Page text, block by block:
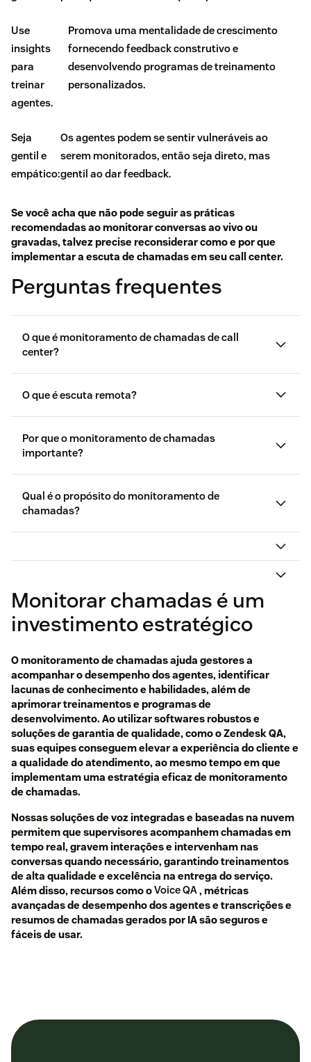
Use
insights
para
treinar
agentes.
Promova uma mentalidade de crescimento
fornecendo feedback construtivo e
desenvolvendo programas de treinamento
personalizados.
Seja
gentil e
empático:
Os agentes podem se sentir vulneráveis ao
serem monitorados, então seja direto, mas
gentil ao dar feedback.
Se você acha que não pode seguir as práticas
recomendadas ao monitorar conversas ao vivo ou
gravadas, talvez precise reconsiderar como e por que
implementar a escuta de chamadas em seu call center.
Perguntas frequentes
O que é monitoramento de chamadas de call
center?
O que é escuta remota?
Por que o monitoramento de chamadas
importante?
Qual é o propósito do monitoramento de
chamadas?
chamada
Identificação de áreas de melhoria
Treinamento de funcionários novos ou que
apresentem dificuldades
Garantir a conformidade no atendimento
Monitorar chamadas é um
investimento estratégico
O monitoramento de chamadas ajuda gestores a
acompanhar o desempenho dos agentes, identificar
lacunas de conhecimento e habilidades, além de
aprimorar treinamentos e programas de
desenvolvimento. Ao utilizar softwares robustos e
soluções de garantia de qualidade, como o Zendesk QA,
suas equipes conseguem elevar a experiência do cliente e
a qualidade do atendimento, ao mesmo tempo em que
implementam uma estratégia eficaz de monitoramento
de chamadas.
Nossas soluções de voz integradas e baseadas na nuvem
permitem que supervisores acompanhem chamadas em
tempo real, gravem interações e intervenham nas
conversas quando necessário, garantindo treinamentos
de alta qualidade e excelência na entrega do serviço.
Além disso, recursos como oVoice QA, métricas
avançadas de desempenho dos agentes e transcrições e
resumos de chamadas gerados por IA são seguros e
fáceis de usar.